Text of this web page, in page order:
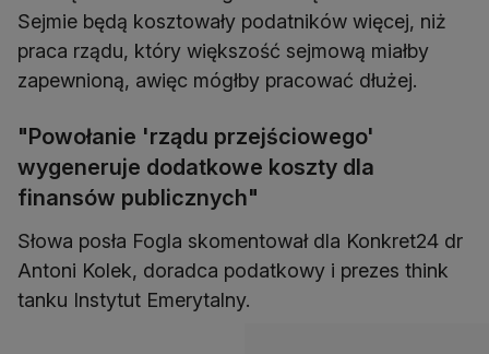
Sejmie będą kosztowały podatników więcej, niż
praca rządu, który większość sejmową miałby
zapewnioną, awięc mógłby pracować dłużej.
"Powołanie 'rządu przejściowego'
wygeneruje dodatkowe koszty dla
finansów publicznych"
Słowa posła Fogla skomentował dla Konkret24 dr
Antoni Kolek, doradca podatkowy i prezes think
tanku Instytut Emerytalny.